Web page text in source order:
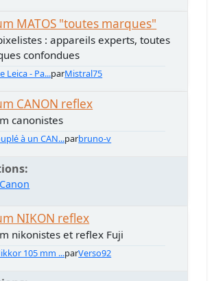
MATOS "toutes marques"
: appareils experts, toutes
confondues
Leica - Pa...parMistral75
CANON reflex
canonistes
à un CAN...parbruno-v
NIKON reflex
nikonistes et reflex Fuji
105 mm ...parVerso92